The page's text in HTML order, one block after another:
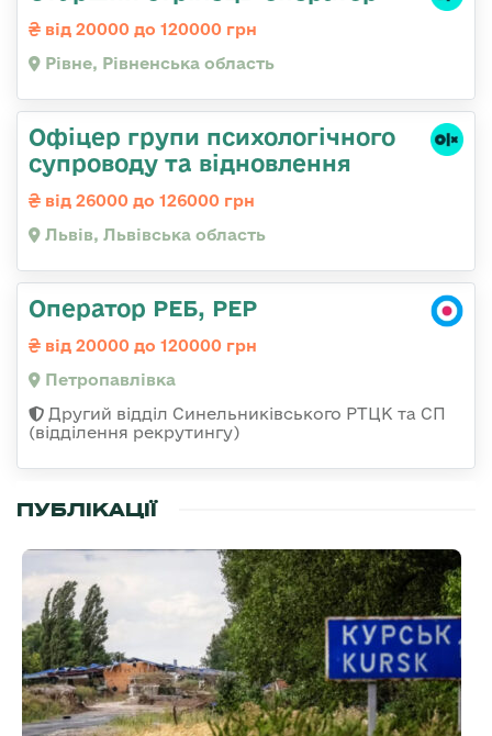
від 20000 до 120000 грн
Рівне, Рівненська область
Офіцер групи психологічного
супроводу та відновлення
від 26000 до 126000 грн
Львів, Львівська область
Оператор РЕБ, РЕР
від 20000 до 120000 грн
Петропавлівка
Другий відділ Синельниківського РТЦК та СП
(відділення рекрутингу)
ПУБЛІКАЦІЇ